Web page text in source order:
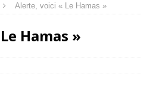
Alerte, voici « Le Hamas »
Hamas »